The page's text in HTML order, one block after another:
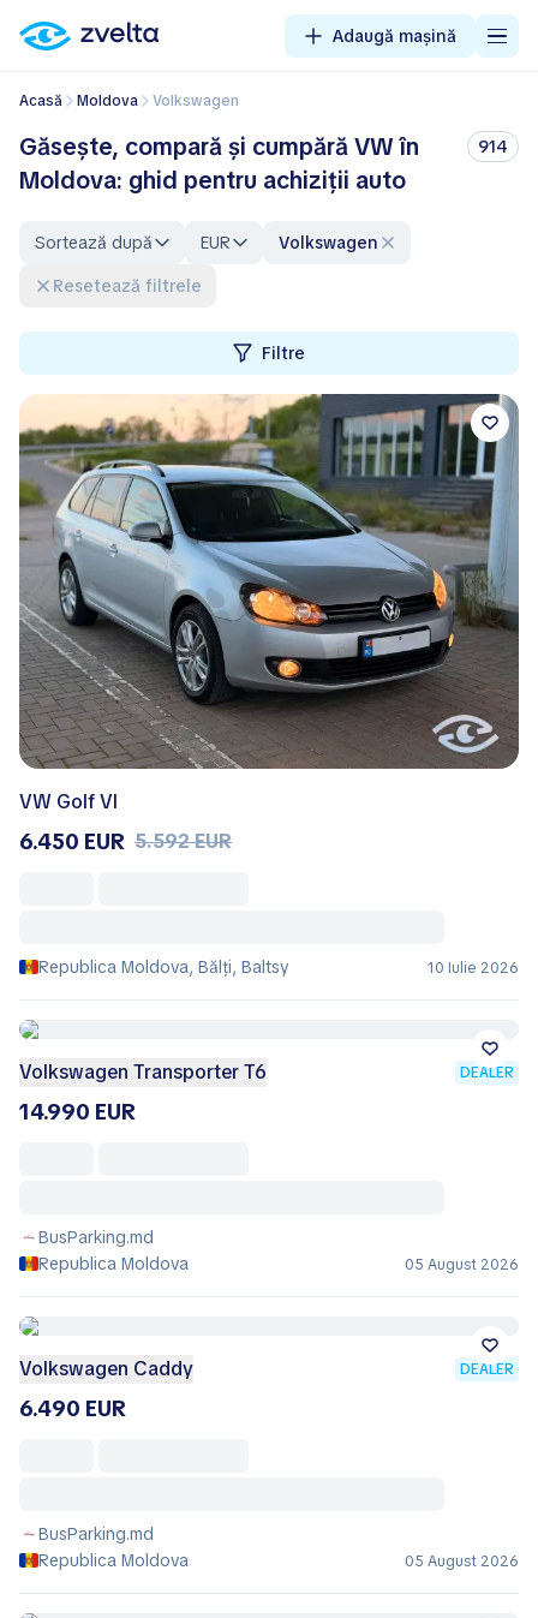
Adaugă mașină
Acasă Moldova Volkswagen
Găsește, compară și cumpără VW în
Moldova: ghid pentru achiziții auto
914
Sortează după EUR
Volkswagen
Resetează filtrele
Filtre
VW Golf VI
6.450 EUR 5.592 EUR
Republica Moldova, Bălţi, Baltsy 10 Iulie 2026
Volkswagen Transporter T6 DEALER
14.990 EUR
BusParking.md
Republica Moldova
05 August 2026
Volkswagen Caddy DEALER
6.490 EUR
BusParking.md
Republica Moldova
05 August 2026